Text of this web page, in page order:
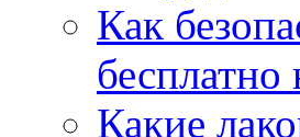
Как
бесплатно
Какие